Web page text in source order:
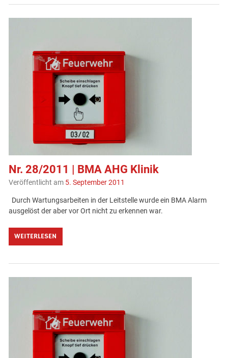
Nr. 28/2011 | BMA AHG Klinik
Veröffentlicht am 5. September 2011
Durch Wartungsarbeiten in der Leitstelle wurde ein BMA Alarm
ausgelöst der aber vor Ort nicht zu erkennen war.
WEITERLESEN